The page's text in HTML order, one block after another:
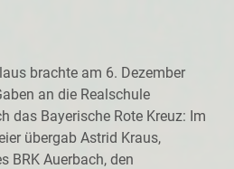
brachte am 6. Dezember
an die Realschule
das Bayerische Rote Kreuz: Im
übergab Astrid Kraus,
BRK Auerbach, den